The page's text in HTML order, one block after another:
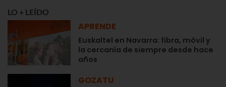
LO + LEÍDO
APRENDE
Euskaltel en Navarra: fibra, móvil y
la cercanía de siempre desde hace
años
GOZATU